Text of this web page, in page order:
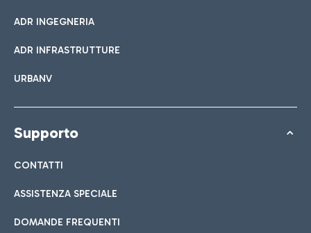
ADR INGEGNERIA
ADR INFRASTRUTTURE
URBANV
Supporto
CONTATTI
ASSISTENZA SPECIALE
DOMANDE FREQUENTI